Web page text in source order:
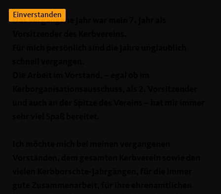
Das vergangene Jahr war mein 7. Jahr als
Einverstanden